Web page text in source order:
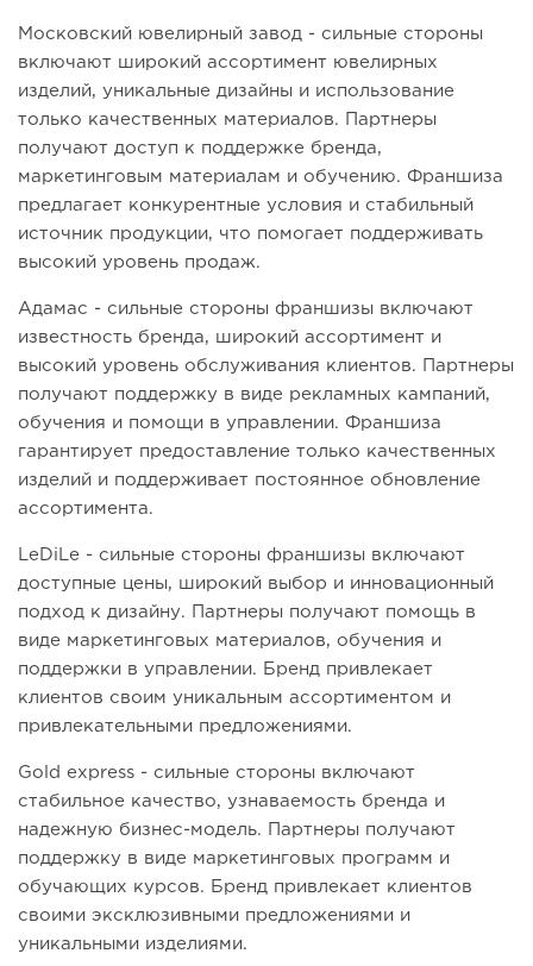
Московский ювелирный завод - сильные стороны
включают широкий ассортимент ювелирных
изделий, уникальные дизайны и использование
только качественных материалов. Партнеры
получают доступ к поддержке бренда,
маркетинговым материалам и обучению. Франшиза
предлагает конкурентные условия и стабильный
источник продукции, что помогает поддерживать
высокий уровень продаж.
Адамас - сильные стороны франшизы включают
известность бренда, широкий ассортимент и
высокий уровень обслуживания клиентов. Партнеры
получают поддержку в виде рекламных кампаний,
обучения и помощи в управлении. Франшиза
гарантирует предоставление только качественных
изделий и поддерживает постоянное обновление
ассортимента.
LeDiLe - сильные стороны франшизы включают
доступные цены, широкий выбор и инновационный
подход к дизайну. Партнеры получают помощь в
виде маркетинговых материалов, обучения и
поддержки в управлении. Бренд привлекает
клиентов своим уникальным ассортиментом и
привлекательными предложениями.
Gold express - сильные стороны включают
стабильное качество, узнаваемость бренда и
надежную бизнес-модель. Партнеры получают
поддержку в виде маркетинговых программ и
обучающих курсов. Бренд привлекает клиентов
своими эксклюзивными предложениями и
уникальными изделиями.